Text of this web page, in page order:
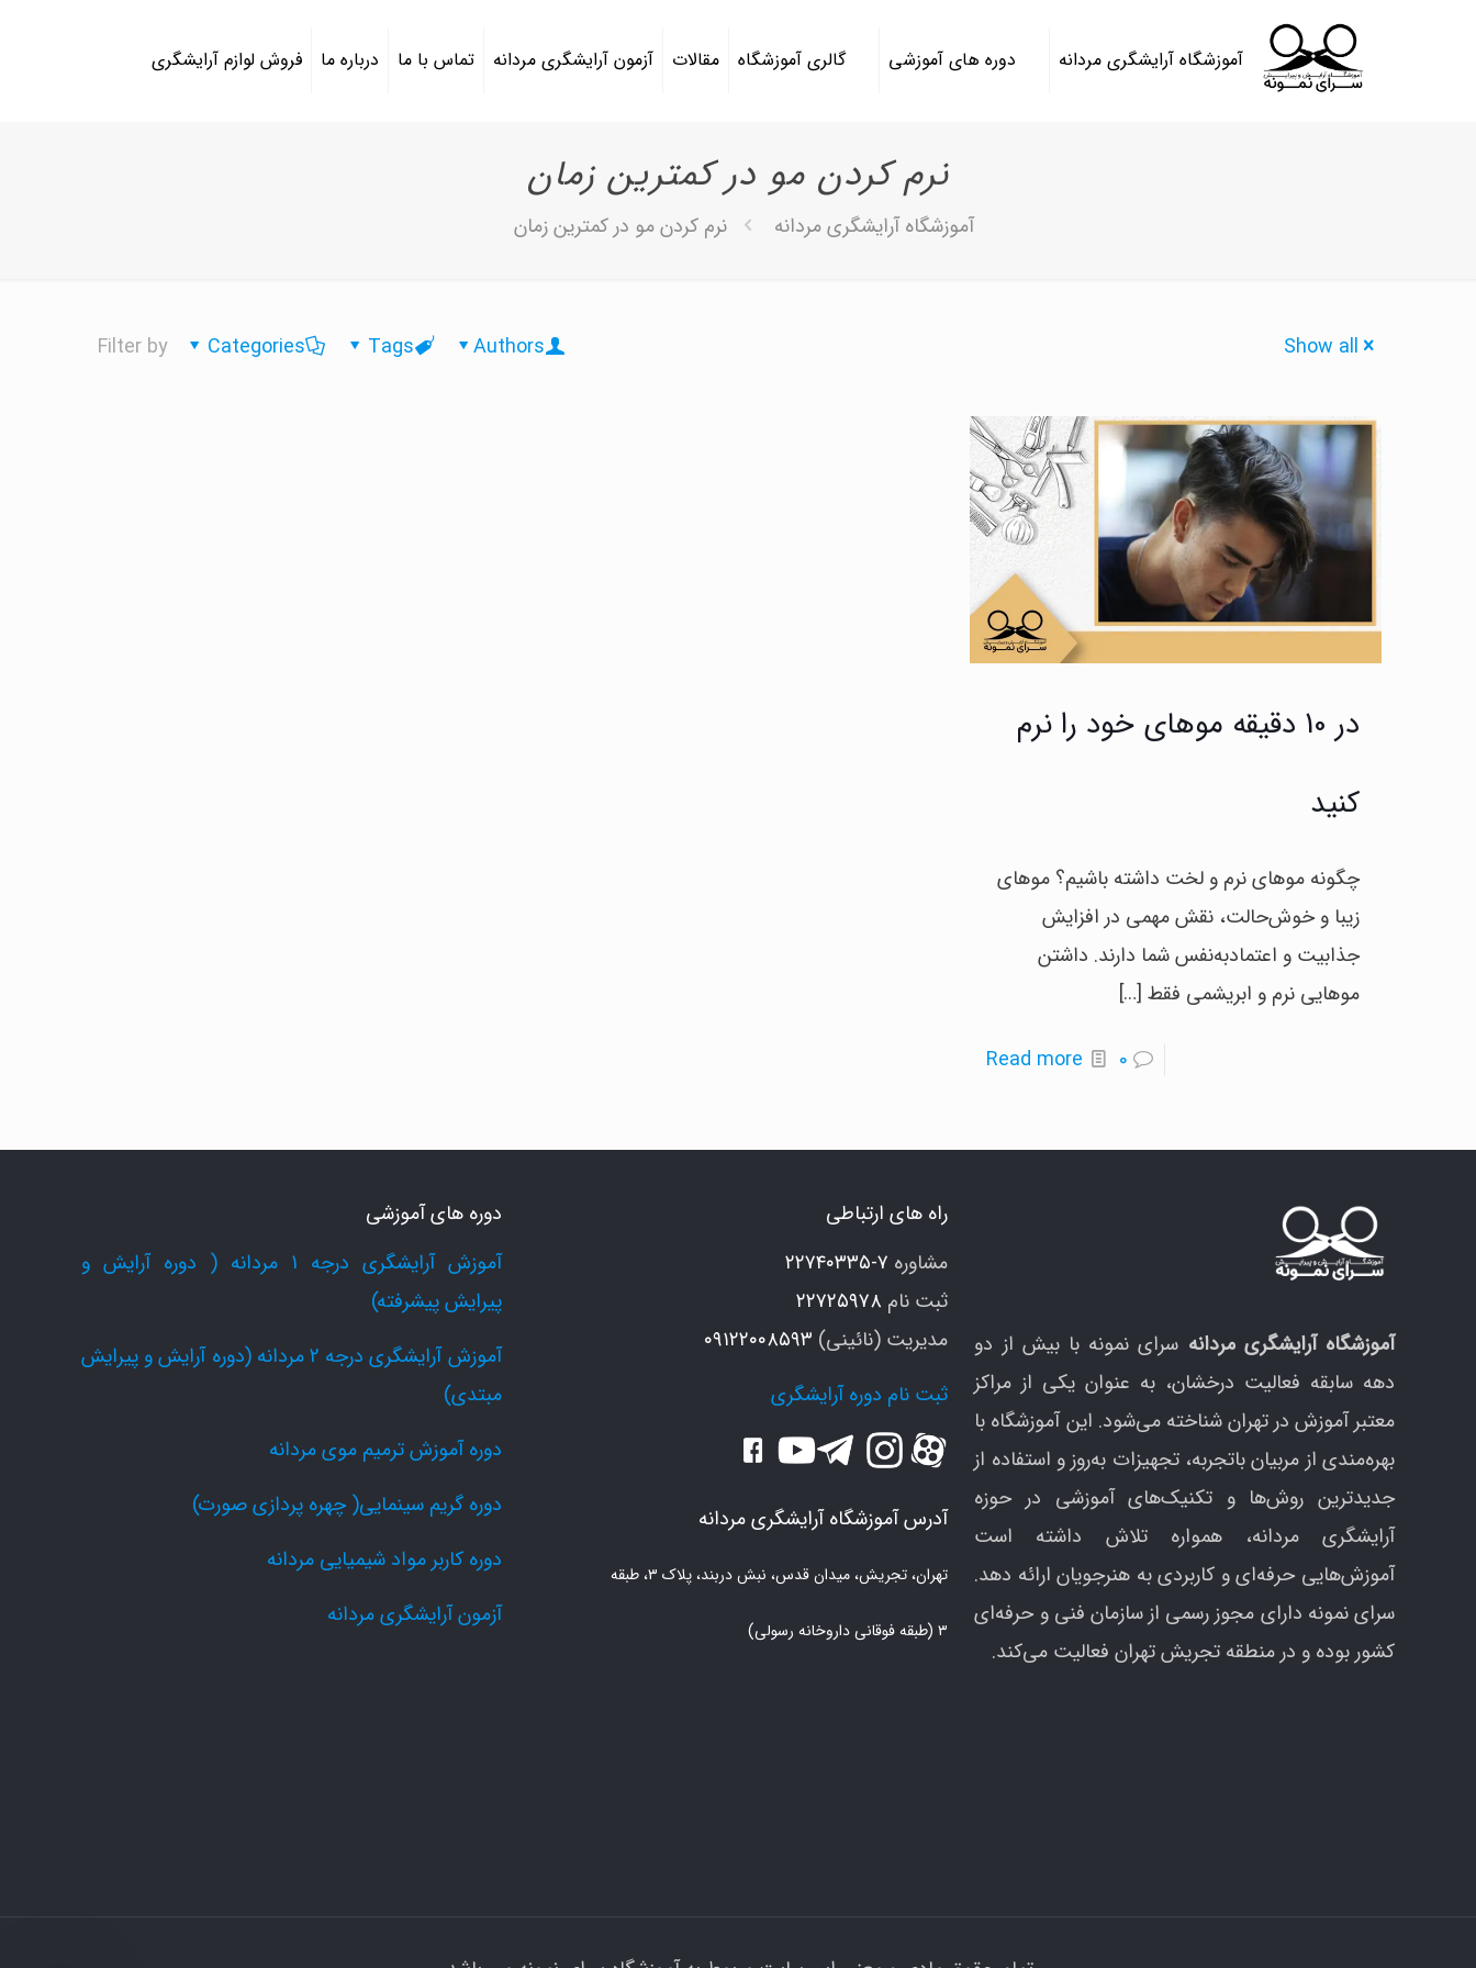
آموزشگاه آرایشگری مردانه دوره های آموزشی گالری آموزشگاه مقالات آزمون آرایشگری مردانه تماس با ما درباره ما فروش لوازم آرایشگری
نرم کردن مو در کمترین زمان
آموزشگاه آرایشگری مردانه نرم کردن مو در کمترین زمان
Filter by Categories Tags Authors Show all
در 10 دقیقه موهای خود را نرم
کنید
چگونه موهای نرم و لخت داشته باشیم؟ موهای
زیبا و خوش‌حالت، نقش مهمی در افزایش
جذابیت و اعتمادبه‌نفس شما دارند. داشتن
موهایی نرم و ابریشمی فقط[…]
0
Read more
-
دقیقه
آموزشگاه آرایشگری مردانه سرای نمونه با بیش از دو
دهه سابقه فعالیت درخشان، به عنوان یکی از مراکز
معتبر آموزش در تهران شناخته می‌شود. این آموزشگاه با
بهره‌مندی از مربیان باتجربه، تجهیزات به‌روز و استفاده از
جدیدترین روش‌ها و تکنیک‌های آموزشی در حوزه
آرایشگری مردانه، همواره تلاش داشته است
آموزش‌هایی حرفه‌ای و کاربردی به هنرجویان ارائه دهد.
سرای نمونه دارای مجوز رسمی از سازمان فنی و حرفه‌ای
کشور بوده و در منطقه تجریش تهران فعالیت می‌کند.
راه های ارتباطی
مشاوره ۷-۲۲۷۴۰۳۳۵
ثبت نام ۲۲۷۲۵۹۷۸
مدیریت (نائینی) ۰۹۱۲۲۰۰۸۵۹۳
ثبت نام دوره آرایشگری
آدرس آموزشگاه آرایشگری مردانه
تهران، تجریش، میدان قدس، نبش دربند، پلاک ۳، طبقه
۳ (طبقه فوقانی داروخانه رسولی)
دوره های آموزشی
آموزش آرایشگری درجه 1 مردانه ( دوره آرایش و
پیرایش پیشرفته)
آموزش آرایشگری درجه 2 مردانه (دوره آرایش و پیرایش
مبتدی)
دوره آموزش ترمیم موی مردانه
دوره گریم سینمایی( چهره پردازی صورت)
دوره کاربر مواد شیمیایی مردانه
آزمون آرایشگری مردانه